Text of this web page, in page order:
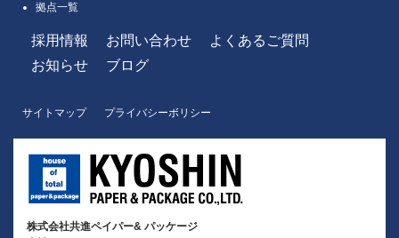
拠点一覧
採用情報 お問い合わせ
よくあるご質問
お知らせ
ブログ
サイトマップ プライバシーボリシー
株式会社共進ペイパー& パッケージ